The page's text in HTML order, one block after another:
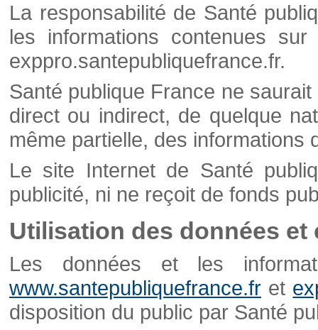
La responsabilité de Santé
les informations contenues
exppro.santepubliquefrance.fr.
Santé publique France ne
direct ou indirect, de quelque
même partielle, des informations
Le site Internet de Santé
publicité, ni ne reçoit de fonds
Utilisation des données et
Les données et les
www.santepubliquefrance.fr et
disposition du public par Santé